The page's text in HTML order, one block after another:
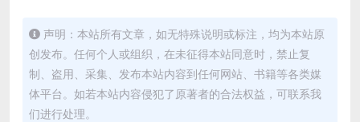
声明：本站所有文章，如无特殊说明或标注，均为本站原
创发布。任何个人或组织，在未征得本站同意时，禁止复
制、盗用、采集、发布本站内容到任何网站、书籍等各类媒
体平台。如若本站内容侵犯了原著者的合法权益，可联系我
们进行处理。